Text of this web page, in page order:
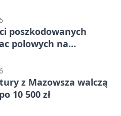
poszkodowanych
polowych na
z Mazowsza walczą
10 500 zł